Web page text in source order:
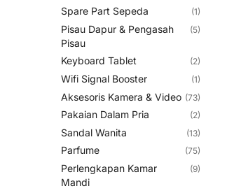
Spare Part Sepeda (1)
Pisau Dapur & Pengasah
Pisau
(5)
Keyboard Tablet (2)
Wifi Signal Booster (1)
Aksesoris Kamera & Video (73)
Pakaian Dalam Pria (2)
Sandal Wanita (13)
Parfume (75)
Perlengkapan Kamar
Mandi
(9)